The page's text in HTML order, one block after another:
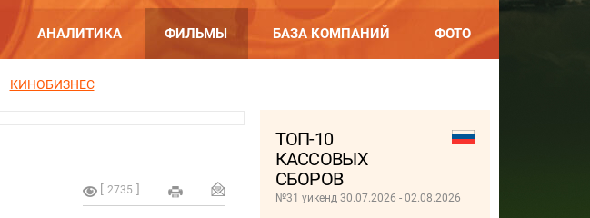
АНАЛИТИКА ФИЛЬМЫ БАЗА КОМПАНИЙ ФОТО
КИНОБИЗНЕС
ТОП-10
КАССОВЫХ
СБОРОВ
№31 уикенд 30.07.2026 - 02.08.2026
2735